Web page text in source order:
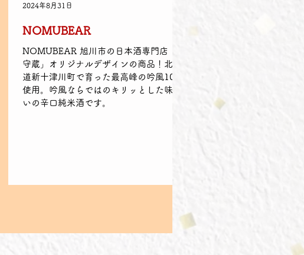
NOMUBEAR
NOMUBEAR 旭川市の日本酒専門店「酒
守蔵」オリジナルデザインの商品！北海
道新十津川町で育った最高峰の吟風100%
使用。吟風ならではのキリッとした味わ
いの辛口純米酒です。
2024年8月31日